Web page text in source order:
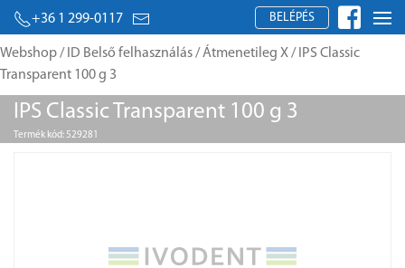
+36 1 299-0117 BELÉPÉS
Webshop/ ID Belső felhasználás/Átmenetileg X/ IPS Classic
Transparent 100 g 3
IPS Classic Transparent 100 g 3
Termék kód: 529281